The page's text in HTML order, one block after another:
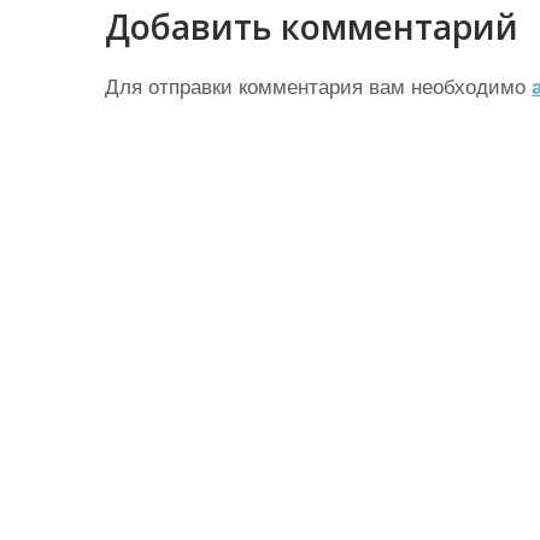
и
г
Добавить комментарий
Для отправки комментария вам необходимо